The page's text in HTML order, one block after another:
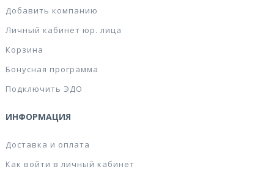
Добавить компанию
Личный кабинет юр. лица
Корзина
Бонусная программа
Подключить ЭДО
ИНФОРМАЦИЯ
Доставка и оплата
Как войти в личный кабинет